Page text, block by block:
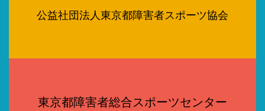
公益社団法人東京都障害者スポーツ協会
東京都障害者総合スポーツセンター